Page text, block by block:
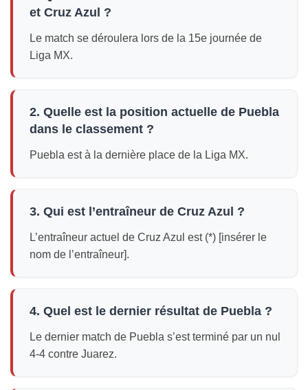
et Cruz Azul ?
Le match se déroulera lors de la 15e journée de
Liga MX.
2. Quelle est la position actuelle de Puebla
dans le classement ?
Puebla est à la dernière place de la Liga MX.
3. Qui est l’entraîneur de Cruz Azul ?
L’entraîneur actuel de Cruz Azul est (*) [insérer le
nom de l’entraîneur].
4. Quel est le dernier résultat de Puebla ?
Le dernier match de Puebla s’est terminé par un nul
4-4 contre Juarez.